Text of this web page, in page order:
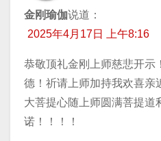
金刚瑜伽说道：
2025年4月17日 上午8:16
恭敬顶礼金刚上师慈悲开示
德！祈请上师加持我欢喜亲
大菩提心随上师圆满菩提道
诺！！！！